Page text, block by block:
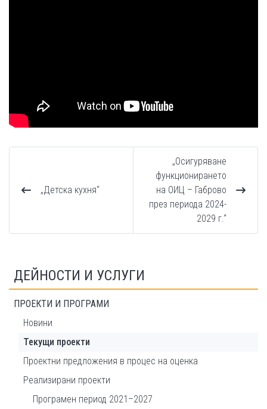
„Детска кухня“
„Осигуряване
функционирането
на ОИЦ – Габрово
през периода 2024-
2029 г.“
ДЕЙНОСТИ И УСЛУГИ
ПРОЕКТИ И ПРОГРАМИ
Новини
Текущи проекти
Проектни предложения в процес на оценка
Реализирани проекти
Програмен период 2021–2027